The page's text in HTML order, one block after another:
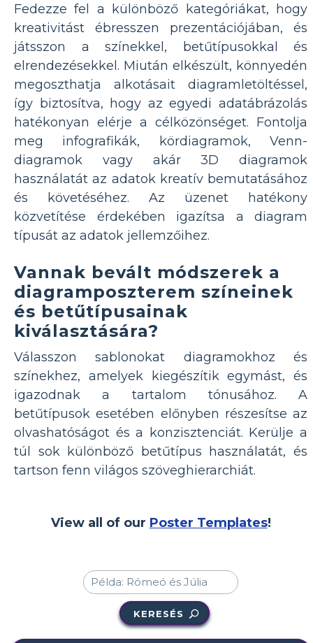
Fedezze fel a különböző kategóriákat, hogy
kreativitást ébresszen prezentációjában, és
játsszon a színekkel, betűtípusokkal és
elrendezésekkel. Miután elkészült, könnyedén
megoszthatja alkotásait diagramletöltéssel,
így biztosítva, hogy az egyedi adatábrázolás
hatékonyan elérje a célközönséget. Fontolja
meg infografikák, kördiagramok, Venn-
diagramok vagy akár 3D diagramok
használatát az adatok kreatív bemutatásához
és követéséhez. Az üzenet hatékony
közvetítése érdekében igazítsa a diagram
típusát az adatok jellemzőihez.
Vannak bevált módszerek a
diagramposzterem színeinek
és betűtípusainak
kiválasztására?
Válasszon sablonokat diagramokhoz és
színekhez, amelyek kiegészítik egymást, és
igazodnak a tartalom tónusához. A
betűtípusok esetében előnyben részesítse az
olvashatóságot és a konzisztenciát. Kerülje a
túl sok különböző betűtípus használatát, és
tartson fenn világos szöveghierarchiát.
View all of our Poster Templates!
KERESÉS